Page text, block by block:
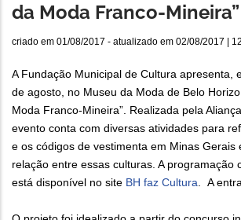
da Moda Franco-Mineira”
criado em 01/08/2017 - atualizado em 02/08/2017 |
A Fundação Municipal de Cultura apresenta,
de agosto, no Museu da Moda de Belo
Moda Franco-Mineira”. Realizada pela
evento conta com diversas atividades para
e os códigos de vestimenta em Minas Gerais
relação entre essas culturas. A programação
está disponível no site BH faz Cultura. A